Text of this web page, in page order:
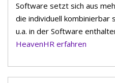
Software setzt sich aus
die individuell kombinierbar
u.a. in der Software
HeavenHR erfahren